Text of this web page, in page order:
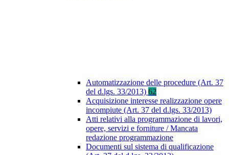
Automatizzazione delle procedure (Art. 37
del d.lgs. 33/2013) 62
Acquisizione interesse realizzazione opere
incompiute (Art. 37 del d.lgs. 33/2013)
Atti relativi alla programmazione di lavori,
opere, servizi e forniture / Mancata
redazione programmazione
Documenti sul sistema di qualificazione